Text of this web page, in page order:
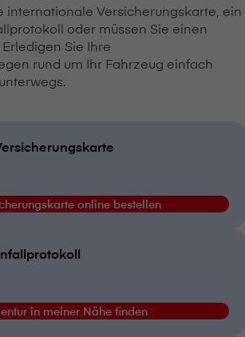
internationale Versicherungskarte, ein
oder müssen Sie einen
Sie Ihre
rund um Ihr Fahrzeug einfach
online bestellen
in meiner Nähe finden